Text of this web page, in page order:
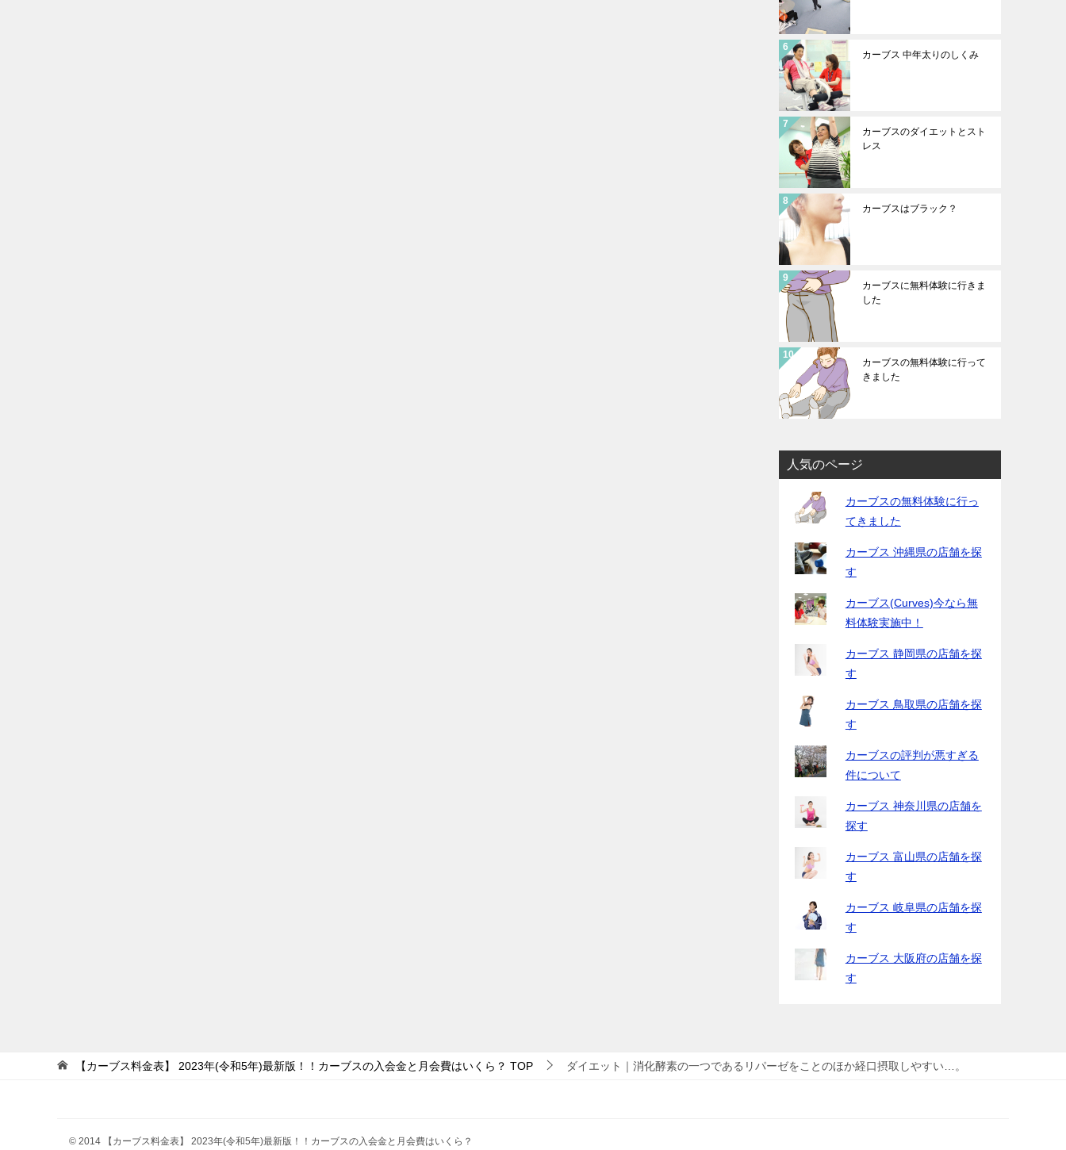
カーブス 中年太りのしくみ
カーブスのダイエットとスト
レス
カーブスはブラック？
カーブスに無料体験に行きま
した
カーブスの無料体験に行って
きました
人気のページ
カーブスの無料体験に行っ
てきました
カーブス 沖縄県の店舗を探
す
カーブス(Curves)今なら無
料体験実施中！
カーブス 静岡県の店舗を探
す
カーブス 鳥取県の店舗を探
す
カーブスの評判が悪すぎる
件について
カーブス 神奈川県の店舗を
探す
カーブス 富山県の店舗を探
す
カーブス 岐阜県の店舗を探
す
カーブス 大阪府の店舗を探
す
【カーブス料金表】 2023年(令和5年)最新版！！カーブスの入会金と月会費はいくら？ TOP ダイエット｜消化酵素の一つであるリパーゼをことのほか経口摂取しやすい…。
© 2014 【カーブス料金表】 2023年(令和5年)最新版！！カーブスの入会金と月会費はいくら？